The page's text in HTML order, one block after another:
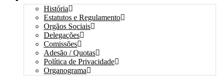
História
Estatutos e Regulamento
Orgãos Sociais
Delegações
Comissões
Adesão / Quotas
Política de Privacidade
Organograma